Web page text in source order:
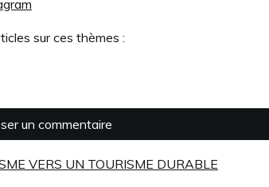
sur ces thèmes :
un commentaire